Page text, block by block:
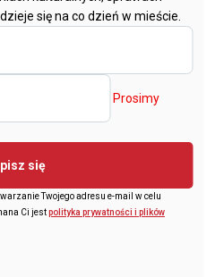
się na co dzień w mieście.
Prosimy
się
Twojego adresu e-mail w celu
Ci jestpolityka prywatności i plików